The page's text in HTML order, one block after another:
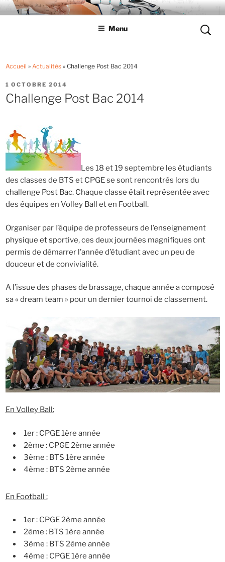
Aller
auLYCÉE LES EUCALYPTUS
Tout savoir sur le lycée professionnel
Menu
pour
Accueil » Actualités» Challenge Post Bac 2014
PUBLIÉ
LE
1 OCTOBRE 2014
Challenge Post Bac 2014
Les 18 et 19 septembre les étudiants
des classes de BTS et CPGE se sont rencontrés lors du
challenge Post Bac. Chaque classe était représentée avec
des équipes en Volley Ball et en Football.
Organiser par l’équipe de professeurs de l’enseignement
physique et sportive, ces deux journées magnifiques ont
permis de démarrer l’année d’étudiant avec un peu de
douceur et de convivialité.
A l’issue des phases de brassage, chaque année a composé
sa « dream team » pour un dernier tournoi de classement.
En Volley Ball:
1er : CPGE 1ère année
2ème : CPGE 2ème année
3ème : BTS 1ère année
4ème : BTS 2ème année
En Football :
1er : CPGE 2ème année
2ème : BTS 1ère année
3ème : BTS 2ème année
4ème : CPGE 1ère année